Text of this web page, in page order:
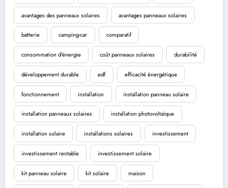
avantages des panneaux solaires avantages panneaux solaires
batterie camping-car comparatif
consommation d'énergie coût panneaux solaires durabilité
développement durable edf efficacité énergétique
fonctionnement installation installation panneau solaire
installation panneaux solaires installation photovoltaïque
installation solaire installations solaires investissement
investissement rentable investissement solaire
kit panneau solaire kit solaire maison